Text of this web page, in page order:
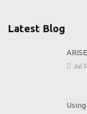
Z-Scores or Fixed
Opportunities from
Salvi S, Ghorpade D.
Latest Blog
Jul